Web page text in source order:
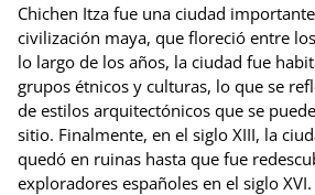
Chichen Itza fue una ciudad
civilización maya, que floreció entre
lo largo de los años, la ciudad fue
grupos étnicos y culturas, lo que se
de estilos arquitectónicos que se
sitio. Finalmente, en el siglo XIII, la
quedó en ruinas hasta que fue
exploradores españoles en el siglo XVI.